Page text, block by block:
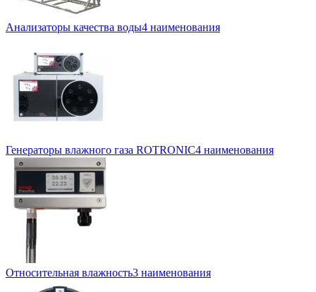
Анализаторы качества воды4 наименования
Генераторы влажного газа ROTRONIC4 наименования
Относительная влажность3 наименования